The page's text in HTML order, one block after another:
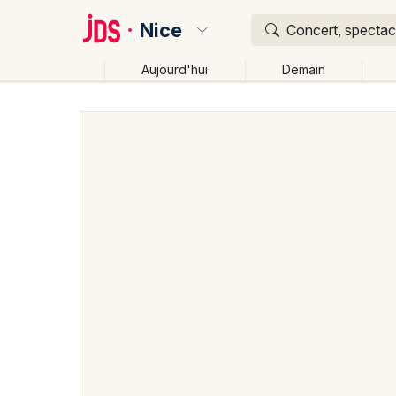
Nice Concert,
Aujourd'hui Demain